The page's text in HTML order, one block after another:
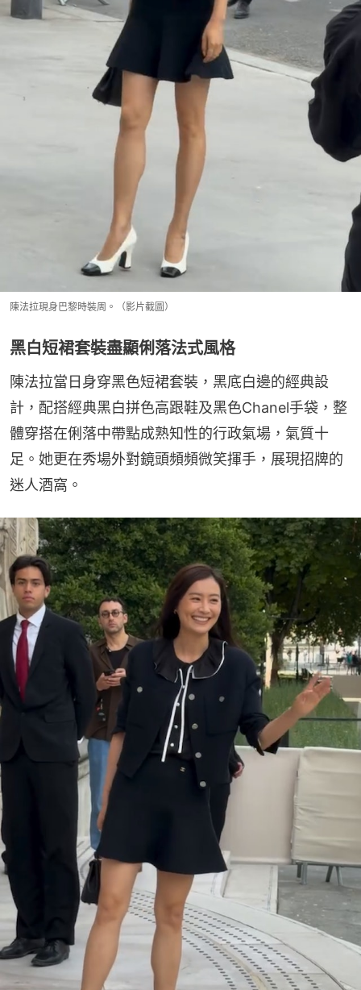
陳法拉現身巴黎時裝周。（影片截圖）
黑白短裙套裝盡顯俐落法式風格
陳法拉當日身穿黑色短裙套裝，黑底白邊的經典設
計，配搭經典黑白拼色高跟鞋及黑色Chanel手袋，整
體穿搭在俐落中帶點成熟知性的行政氣場，氣質十
足。她更在秀場外對鏡頭頻頻微笑揮手，展現招牌的
迷人酒窩。